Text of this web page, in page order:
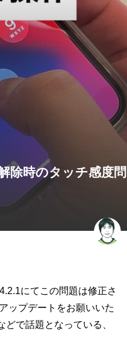
除時のタッチ感度問
にてこの問題は修正さ
ップデートをお願いいた
どで話題となっている、